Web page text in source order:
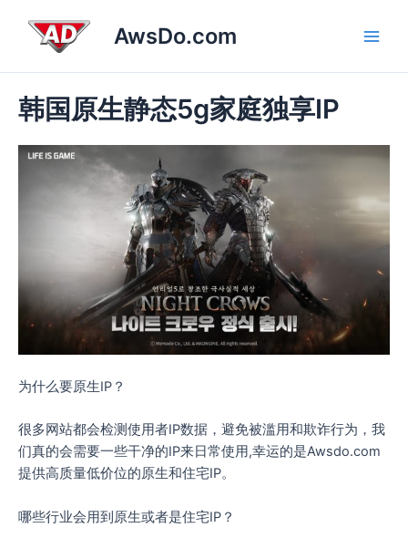
容
AwsDo.com
韩国原生静态5g家庭独享IP
为什么要原生IP？
很多网站都会检测使用者IP数据，避免被滥用和欺诈行为，我
们真的会需要一些干净的IP来日常使用,幸运的是Awsdo.com
提供高质量低价位的原生和住宅IP。
哪些行业会用到原生或者是住宅IP？